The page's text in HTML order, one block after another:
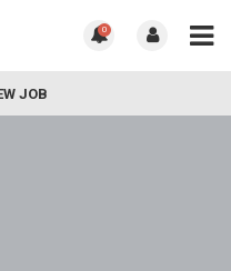
0
JOB